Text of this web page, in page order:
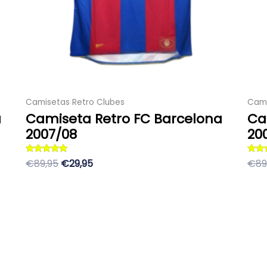
Camisetas Retro Clubes
Camiseta Retro FC Barcelona
2007/08
Valorado con
5
€89,95 €29,95
la
página
5